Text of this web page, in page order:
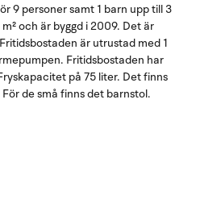
9 personer samt 1 barn upp till 3
och är byggd i 2009. Det är
är utrustad med 1
Fritidsbostaden har
på 75 liter. Det finns
de små finns det barnstol.